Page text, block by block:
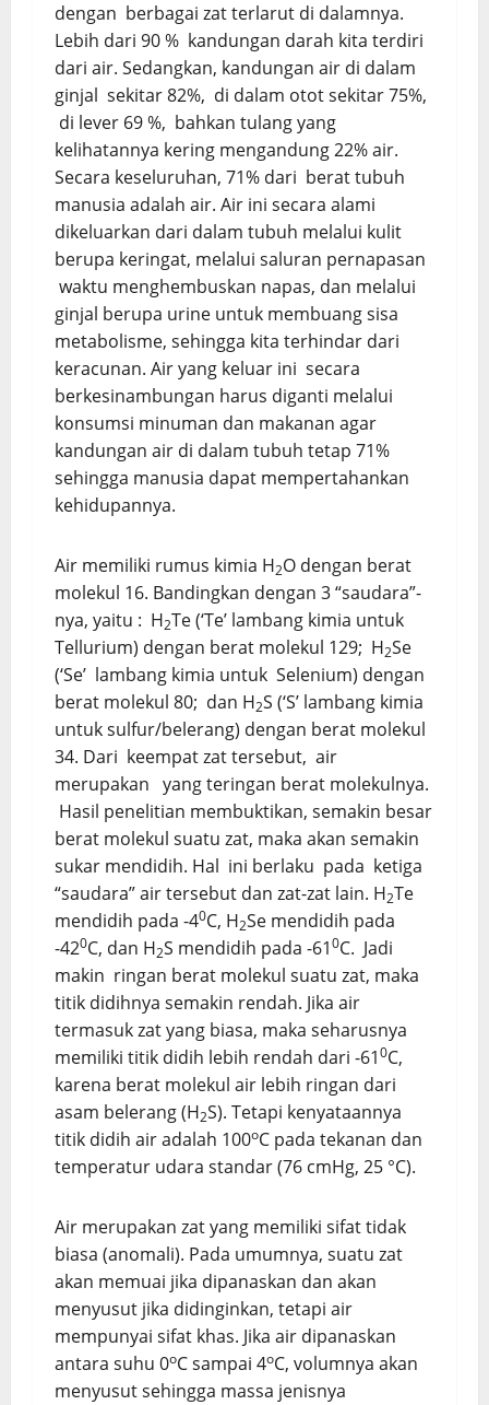
dengan berbagai zat terlarut di dalamnya.
Lebih dari 90 % kandungan darah kita terdiri
dari air. Sedangkan, kandungan air di dalam
ginjal sekitar 82%, di dalam otot sekitar 75%,
di lever 69 %, bahkan tulang yang
kelihatannya kering mengandung 22% air.
Secara keseluruhan, 71% dari berat tubuh
manusia adalah air. Air ini secara alami
dikeluarkan dari dalam tubuh melalui kulit
berupa keringat, melalui saluran pernapasan
waktu menghembuskan napas, dan melalui
ginjal berupa urine untuk membuang sisa
metabolisme, sehingga kita terhindar dari
keracunan. Air yang keluar ini secara
berkesinambungan harus diganti melalui
konsumsi minuman dan makanan agar
kandungan air di dalam tubuh tetap 71%
sehingga manusia dapat mempertahankan
kehidupannya.
Air memiliki rumus kimia H2O dengan berat
molekul 16. Bandingkan dengan 3 “saudara”-
nya, yaitu : H2Te (‘Te’ lambang kimia untuk
Tellurium) dengan berat molekul 129; H2Se
(‘Se’ lambang kimia untuk Selenium) dengan
berat molekul 80; dan H2S (‘S’ lambang kimia
untuk sulfur/belerang) dengan berat molekul
34. Dari keempat zat tersebut, air
merupakan yang teringan berat molekulnya.
Hasil penelitian membuktikan, semakin besar
berat molekul suatu zat, maka akan semakin
sukar mendidih. Hal ini berlaku pada ketiga
“saudara” air tersebut dan zat-zat lain. H2Te
mendidih pada -40C, H2Se mendidih pada
-420C, dan H2S mendidih pada -610C. Jadi
makin ringan berat molekul suatu zat, maka
titik didihnya semakin rendah. Jika air
termasuk zat yang biasa, maka seharusnya
memiliki titik didih lebih rendah dari -610C,
karena berat molekul air lebih ringan dari
asam belerang (H2S). Tetapi kenyataannya
titik didih air adalah 100oC pada tekanan dan
temperatur udara standar (76 cmHg, 25 °C).
Air merupakan zat yang memiliki sifat tidak
biasa (anomali). Pada umumnya, suatu zat
akan memuai jika dipanaskan dan akan
menyusut jika didinginkan, tetapi air
mempunyai sifat khas. Jika air dipanaskan
antara suhu 0oC sampai 4oC, volumnya akan
menyusut sehingga massa jenisnya